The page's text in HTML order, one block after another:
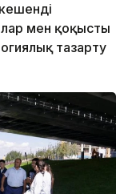
мен қоқысты
тазарту